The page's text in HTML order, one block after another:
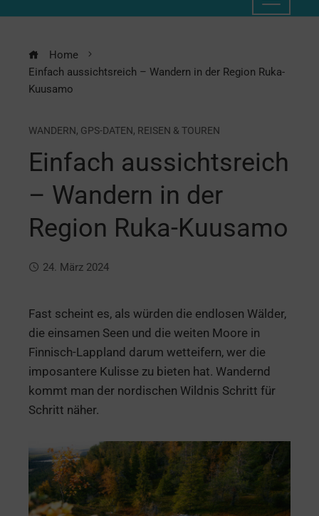
Home
Einfach aussichtsreich – Wandern in der Region Ruka-
Kuusamo
WANDERN, GPS-DATEN, REISEN & TOUREN
Einfach aussichtsreich
– Wandern in der
Region Ruka-Kuusamo
24. März 2024
Fast scheint es, als würden die endlosen Wälder,
die einsamen Seen und die weiten Moore in
Finnisch-Lappland darum wetteifern, wer die
imposantere Kulisse zu bieten hat. Wandernd
kommt man der nordischen Wildnis Schritt für
Schritt näher.